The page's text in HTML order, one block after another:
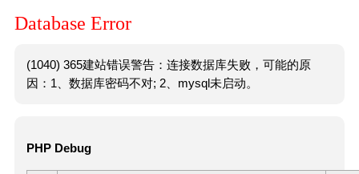
Database Error
(1040) 365建站错误警告：连接数据库失败，可能的原
因：1、数据库密码不对; 2、mysql未启动。
PHP Debug